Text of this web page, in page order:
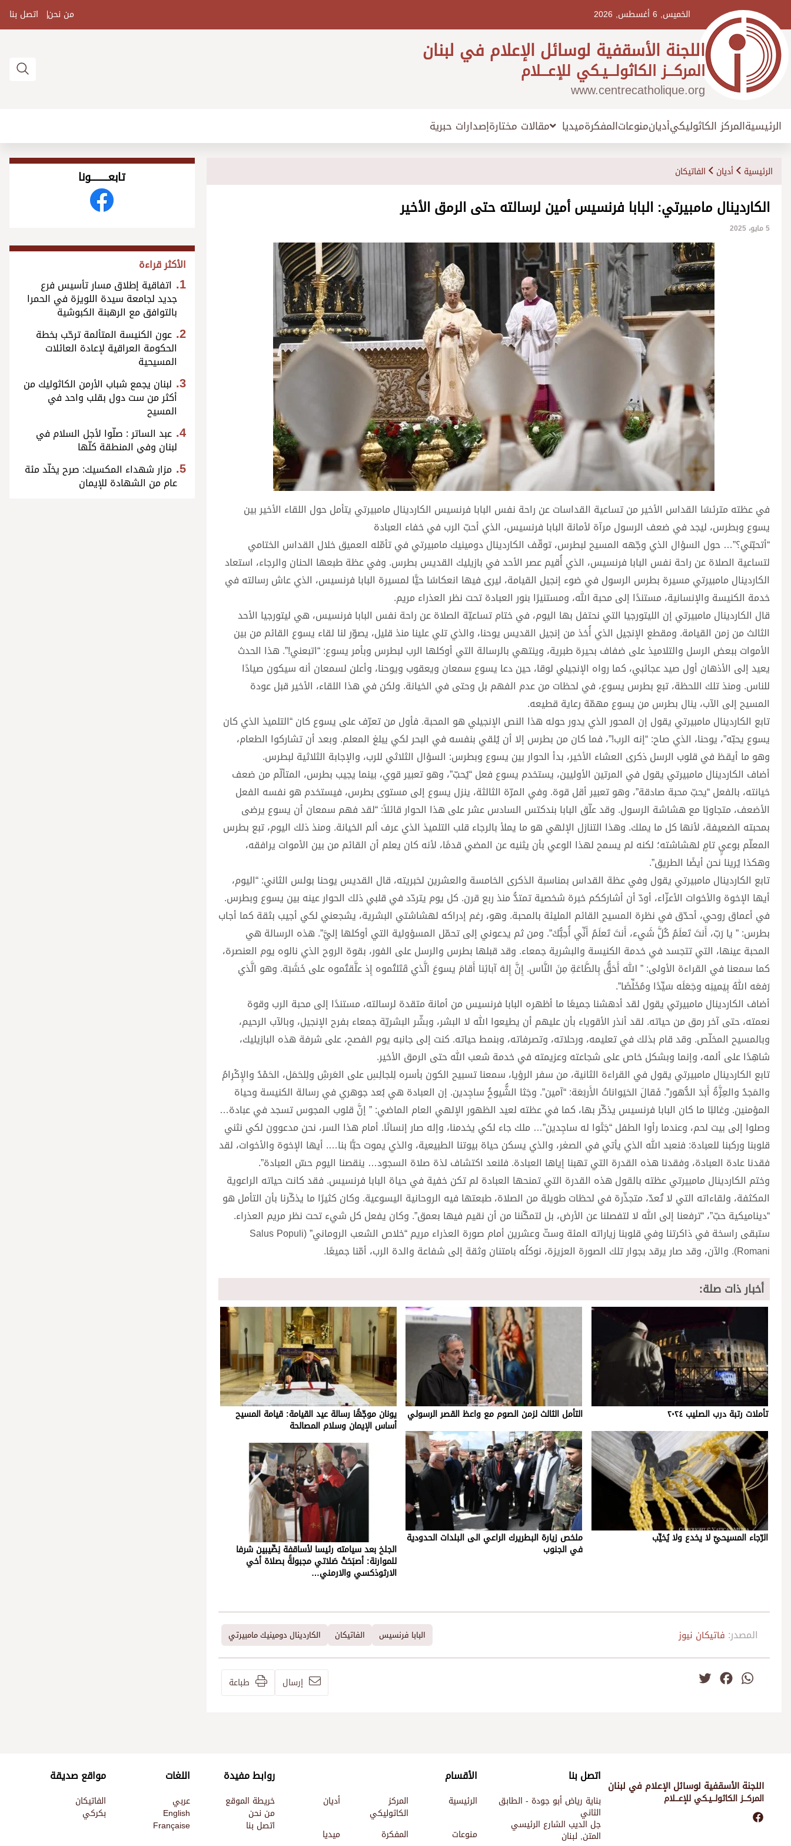
الخميس, 6 أغسطس, 2026 من نحن اتصل بنا
اللجنة الأسقفية لوسائل الإعلام في لبنان
المركـــز الكاثولـــيـكي للإعـــلام
www.centrecatholique.org
الرئيسيةالمركز الكاثوليكيأديانمنوعاتالمفكرةميديا مقالات مختارةإصدارات حبرية
الرئيسية أديان الفاتيكان
الكاردينال مامبيرتي: البابا فرنسيس أمين لرسالته حتى الرمق الأخير
5 مايو، 2025
في عظته مترئسًا القداس الأخير من تساعية القداسات عن راحة نفس البابا فرنسيس الكاردينال مامبيرتي يتأمل حول اللقاء الأخير بين
يسوع وبطرس، ليجد في ضعف الرسول مرآة لأمانة البابا فرنسيس، الذي أحبّ الرب في خفاء العبادة
“أتحبّني؟”… حول السؤال الذي وجّهه المسيح لبطرس، توقّف الكاردينال دومينيك مامبيرتي في تأمّله العميق خلال القداس الختامي
لتساعية الصلاة عن راحة نفس البابا فرنسيس، الذي أُقيم عصر الأحد في بازيليك القديس بطرس. وفي عظة طبعها الحنان والرجاء، استعاد
الكاردينال مامبيرتي مسيرة بطرس الرسول في ضوء إنجيل القيامة، ليرى فيها انعكاسًا حيًّا لمسيرة البابا فرنسيس، الذي عاش رسالته في
خدمة الكنيسة والإنسانية، مستندًا إلى محبة الله، ومستنيرًا بنور العبادة تحت نظر العذراء مريم.
قال الكاردينال مامبيرتي إن الليتورجيا التي نحتفل بها اليوم، في ختام تساعيّة الصلاة عن راحة نفس البابا فرنسيس، هي ليتورجيا الأحد
الثالث من زمن القيامة. ومقطع الإنجيل الذي أُخذ من إنجيل القديس يوحنا، والذي تلي علينا منذ قليل، يصوّر لنا لقاء يسوع القائم من بين
الأموات ببعض الرسل والتلاميذ على ضفاف بحيرة طبرية، وينتهي بالرسالة التي أوكلها الرب لبطرس وبأمر يسوع: “اتبعني!”. هذا الحدث
يعيد إلى الأذهان أول صيد عجائبي، كما رواه الإنجيلي لوقا، حين دعا يسوع سمعان ويعقوب ويوحنا، وأعلن لسمعان أنه سيكون صيادًا
للناس. ومنذ تلك اللحظة، تبع بطرس يسوع، في لحظات من عدم الفهم بل وحتى في الخيانة. ولكن في هذا اللقاء، الأخير قبل عودة
المسيح إلى الآب، ينال بطرس من يسوع مهمّة رعاية قطيعه.
تابع الكاردينال مامبيرتي يقول إن المحور الذي يدور حوله هذا النص الإنجيلي هو المحبة. فأول من تعرّف على يسوع كان “التلميذ الذي كان
يسوع يحبّه”، يوحنا، الذي صاح: “إنه الرب!”، فما كان من بطرس إلا أن يُلقي بنفسه في البحر لكي يبلغ المعلم. وبعد أن تشاركوا الطعام،
وهو ما أيقظ في قلوب الرسل ذكرى العشاء الأخير، بدأ الحوار بين يسوع وبطرس: السؤال الثلاثي للرب، والإجابة الثلاثية لبطرس.
أضاف الكاردينال مامبيرتي يقول في المرتين الأوليين، يستخدم يسوع فعل “يُحبّ”، وهو تعبير قوي، بينما يجيب بطرس، المتألّم من ضعف
خيانته، بالفعل “يحبّ محبة صادقة”، وهو تعبير أقل قوة. وفي المرّة الثالثة، ينزل يسوع إلى مستوى بطرس، فيستخدم هو نفسه الفعل
الأضعف، متجاوبًا مع هشاشة الرسول. وقد علّق البابا بندكتس السادس عشر على هذا الحوار قائلاً: “لقد فهم سمعان أن يسوع يرضى
بمحبته الضعيفة، لأنها كل ما يملك. وهذا التنازل الإلهي هو ما يملأ بالرجاء قلب التلميذ الذي عرف ألم الخيانة. ومنذ ذلك اليوم، تبع بطرس
المعلّم بوعيٍ تامٍ لهشاشته؛ لكنه لم يسمح لهذا الوعي بأن يثنيه عن المضي قدمًا، لأنه كان يعلم أن القائم من بين الأموات يرافقه،
وهكذا يُرينا نحن أيضًا الطريق”.
تابع الكاردينال مامبيرتي يقول وفي عظة القداس بمناسبة الذكرى الخامسة والعشرين لحَبريته، قال القديس يوحنا بولس الثاني: “اليوم،
أيها الإخوة والأخوات الأعزّاء، أودّ أن أشارككم خبرة شخصية تمتدُّ منذ ربع قرن. كل يوم يتردّد في قلبي ذلك الحوار عينه بين يسوع وبطرس.
في أعماق روحي، أحدّق في نظرة المسيح القائم المليئة بالمحبة. وهو، رغم إدراكه لهشاشتي البشرية، يشجعني لكي أجيب بثقة كما أجاب
بطرس: ” يا رَبّ، أَنتَ تَعلَمُ كُلَّ شَيء، أَنتَ تَعلَمُ أَنِّي أُحِبُّكَ”. ومن ثم يدعوني إلى تحمّل المسؤولية التي أوكلها إليَّ”. هذه الرسالة هي
المحبة عينها، التي تتجسد في خدمة الكنيسة والبشرية جمعاء. وقد قبلها بطرس والرسل على الفور، بقوة الروح الذي نالوه يوم العنصرة،
كما سمعنا في القراءة الأولى: ” الله أَحَقُّ بِالطَّاعَةِ مِنَ النَّاس. إِنَّ إِلهَ آبائِنا أَقامَ يسوعَ الَّذي قَتَلتُموه إِذ علَّقتُموه على خَشَبَة. وهو الَّذي
رَفعَه اللهُ بِيَمينِه وجَعَلَه سَيِّدًا ومُخَلِّصًا”.
أضاف الكاردينال مامبيرتي يقول لقد أدهشنا جميعًا ما أظهره البابا فرنسيس من أمانة متقدة لرسالته، مستندًا إلى محبة الرب وقوة
نعمته، حتى آخر رمق من حياته. لقد أنذر الأقوياء بأن عليهم أن يطيعوا الله لا البشر، وبشّر البشريّة جمعاء بفرح الإنجيل، وبالآب الرحيم،
وبالمسيح المخلّص. وقد قام بذلك في تعليمه، ورحلاته، وتصرفاته، وبنمط حياته. كنت إلى جانبه يوم الفصح، على شرفة هذه البازيليك،
شاهِدًا على ألمه، وإنما وبشكل خاص على شجاعته وعزيمته في خدمة شعب الله حتى الرمق الأخير.
تابع الكاردينال مامبيرتي يقول في القراءة الثانية، من سفر الرؤيا، سمعنا تسبيح الكون بأسره لِلجالِسِ على العَرشِ ولِلحَمَل، الحَمْدُ والإِكْرامُ
والمَجدُ والعِزَّةُ أَبَدَ الدُّهور”. فَقالَ الحَيَواناتُ الأَربَعَة: “آمين”. وجَثا الشُّيوخُ ساجِدين. إن العبادة هي بُعد جوهري في رسالة الكنيسة وحياة
المؤمنين. وغالبًا ما كان البابا فرنسيس يذكّر بها، كما في عظته لعيد الظهور الإلهي العام الماضي: ” إنَّ قلوب المجوس تسجد في عبادة…
وصلوا إلى بيت لحم، وعندما رأوا الطفل “جَثَوا له ساجِدين”… ملك جاء لكي يخدمنا، وإله صار إنسانًا. أمام هذا السر، نحن مدعوون لكي نثني
قلوبنا وركبنا للعبادة: فنعبد الله الذي يأتي في الصغر، والذي يسكن حياة بيوتنا الطبيعية، والذي يموت حبًّا بنا…. أيها الإخوة والأخوات، لقد
فقدنا عادة العبادة، وفقدنا هذه القدرة التي تهبنا إياها العبادة. فلنعد اكتشاف لذة صلاة السجود… ينقصنا اليوم حسّ العبادة”.
وختم الكاردينال مامبيرتي عظته بالقول هذه القدرة التي تمنحها العبادة لم تكن خفية في حياة البابا فرنسيس. فقد كانت حياته الراعوية
المكثفة، ولقاءاته التي لا تُعدّ، متجذّرة في لحظات طويلة من الصلاة، طبعتها فيه الروحانية اليسوعية. وكان كثيرًا ما يذكّرنا بأن التأمل هو
“ديناميكية حبّ”، “ترفعنا إلى الله لا لتفصلنا عن الأرض، بل لتمكّننا من أن نقيم فيها بعمق”. وكان يفعل كل شيء تحت نظر مريم العذراء.
ستبقى راسخة في ذاكرتنا وفي قلوبنا زياراته المئة وستّ وعشرين أمام صورة العذراء مريم “خلاص الشعب الروماني” (Salus Populi
Romani). والآن، وقد صار يرقد بجوار تلك الصورة العزيزة، نوكلُه بامتنان وثقة إلى شفاعة والدة الرب، أمّنا جميعًا.
أخبار ذات صلة:
تأملات رتبة درب الصليب ٢٠٢٤
الرّجاء المسيحيّ لا يخدع ولا يُخيِّب
التأمل الثالث لزمن الصوم مع واعظ القصر الرسولي
ملخص زيارة البطريرك الراعي الى البلدات الحدودية
في الجنوب
يونان موجّهًا رسالة عيد القيامة: قيامة المسيح
أساس الإيمان وسلام المصالحة
الجلخ بعد سيامته رئيسا لأساقفة نِصِّيبين شرفا
للموارنة: أصبَحَتْ صَلاتي مجبولةً بصلاة أخي
الارثوذكسي والارمني…
المصدر: فاتيكان نيوز البابا فرنسيس الفاتيكان الكاردينال دومينيك مامبيرتي
WhatsApp
Facebook إرسال طباعة
تابعــــــــــونا
الأكثر قراءة
اتفاقية إطلاق مسار تأسيس فرع
جديد لجامعة سيدة اللويزة في الحمرا
بالتوافق مع الرهبنة الكبوشية
عون الكنيسة المتألمة ترحّب بخطة
الحكومة العراقية لإعادة العائلات
المسيحية
لبنان يجمع شباب الأرمن الكاثوليك من
أكثر من ست دول بقلب واحد في
المسيح
عبد الساتر : صلّوا لأجل السلام في
لبنان وفي المنطقة كلّها
مزار شهداء المكسيك: صرح يخلّد مئة
عام من الشهادة للإيمان
اللجنة الأسقفية لوسائل الإعلام في لبنان
المركـــز الكاثولـــيـكي للإعـــلام
اتصل بنا
بناية رياض أبو جودة - الطابق
الثاني
جل الديب الشارع الرئيسي
المتن, لبنان
الأقسام
الرئيسية المركز
الكاثوليكي
أديان
منوعات المفكرة ميديا
روابط مفيدة
خريطة الموقع
من نحن
اتصل بنا
اللغات
عربي
English
Française
مواقع صديقة
الفاتيكان
بكركي